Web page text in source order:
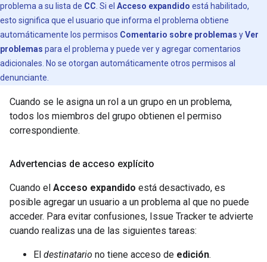
problema a su lista de CC . Si el Acceso expandido está habilitado,
esto significa que el usuario que informa el problema obtiene
automáticamente los permisos Comentario sobre problemas yVer
problemas para el problema y puede ver y agregar comentarios
adicionales. No se otorgan automáticamente otros permisos al
denunciante.
Cuando se le asigna un rol a un grupo en un problema,
todos los miembros del grupo obtienen el permiso
correspondiente.
Advertencias de acceso explícito
Cuando el Acceso expandido está desactivado, es
posible agregar un usuario a un problema al que no puede
acceder. Para evitar confusiones, Issue Tracker te advierte
cuando realizas una de las siguientes tareas:
El destinatario no tiene acceso de edición.